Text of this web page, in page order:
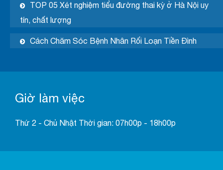
TOP 05 Xét nghiệm tiểu đường thai kỳ ở Hà Nội uy
tín, chất lượng
Cách Chăm Sóc Bệnh Nhân Rối Loạn Tiền Đình
Giờ làm việc
Thứ 2 - Chủ Nhật Thời gian: 07h00p - 18h00p